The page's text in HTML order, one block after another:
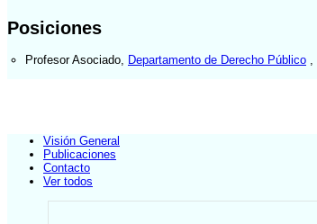
Posiciones
Profesor Asociado Departamento de Derecho Público
Visión General
Publicaciones
Contacto
Ver todos